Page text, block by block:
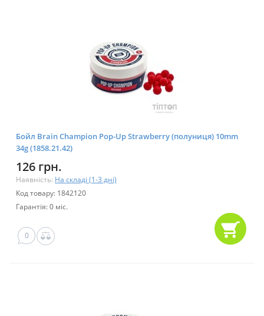
Бойл Brain Champion Pop-Up Strawberry (полуниця) 10mm
34g (1858.21.42)
126 грн.
Наявність: На складі (1-3 дні)
Код товару: 1842120
Гарантія: 0 міс.
0